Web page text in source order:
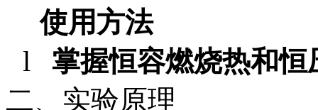
使用方法
l
掌握恒容燃烧热和
二、实验原理